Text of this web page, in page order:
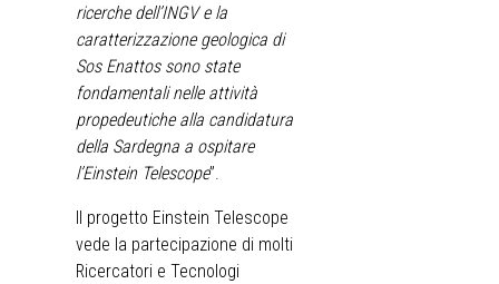
ricerche dell’INGV e la
caratterizzazione geologica di
Sos Enattos sono state
fondamentali nelle attività
propedeutiche alla candidatura
della Sardegna a ospitare
l’Einstein Telescope”.
Il progetto Einstein Telescope
vede la partecipazione di molti
Ricercatori e Tecnologi